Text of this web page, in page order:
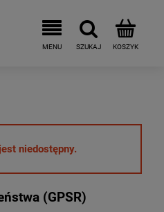
niedostępny.
(GPSR)